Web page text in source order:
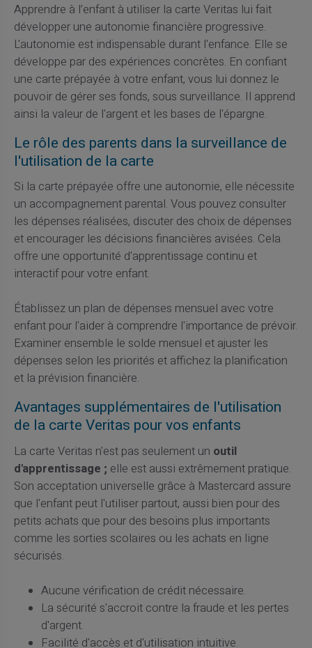
Apprendre à l’enfant à utiliser la carte Veritas lui fait
développer une autonomie financière progressive.
L'autonomie est indispensable durant l'enfance. Elle se
développe par des expériences concrètes. En confiant
une carte prépayée à votre enfant, vous lui donnez le
pouvoir de gérer ses fonds, sous surveillance. Il apprend
ainsi la valeur de l'argent et les bases de l'épargne.
Le rôle des parents dans la surveillance de
l'utilisation de la carte
Si la carte prépayée offre une autonomie, elle nécessite
un accompagnement parental. Vous pouvez consulter
les dépenses réalisées, discuter des choix de dépenses
et encourager les décisions financières avisées. Cela
offre une opportunité d'apprentissage continu et
interactif pour votre enfant.
Établissez un plan de dépenses mensuel avec votre
enfant pour l'aider à comprendre l'importance de prévoir.
Examiner ensemble le solde mensuel et ajuster les
dépenses selon les priorités et affichez la planification
et la prévision financière.
Avantages supplémentaires de l'utilisation
de la carte Veritas pour vos enfants
La carte Veritas n'est pas seulement un outil
d'apprentissage ; elle est aussi extrêmement pratique.
Son acceptation universelle grâce à Mastercard assure
que l'enfant peut l'utiliser partout, aussi bien pour des
petits achats que pour des besoins plus importants
comme les sorties scolaires ou les achats en ligne
sécurisés.
Aucune vérification de crédit nécessaire.
La sécurité s'accroit contre la fraude et les pertes
d'argent.
Facilité d'accès et d'utilisation intuitive.